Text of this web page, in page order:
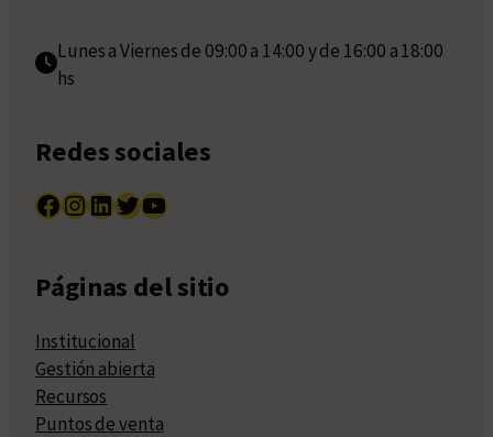
Lunes a Viernes de 09:00 a 14:00 y de 16:00 a 18:00
hs
Redes sociales
Facebook InstagramLinkedIn Twitter YouTube
Páginas del sitio
Institucional
Gestión abierta
Recursos
Puntos de venta